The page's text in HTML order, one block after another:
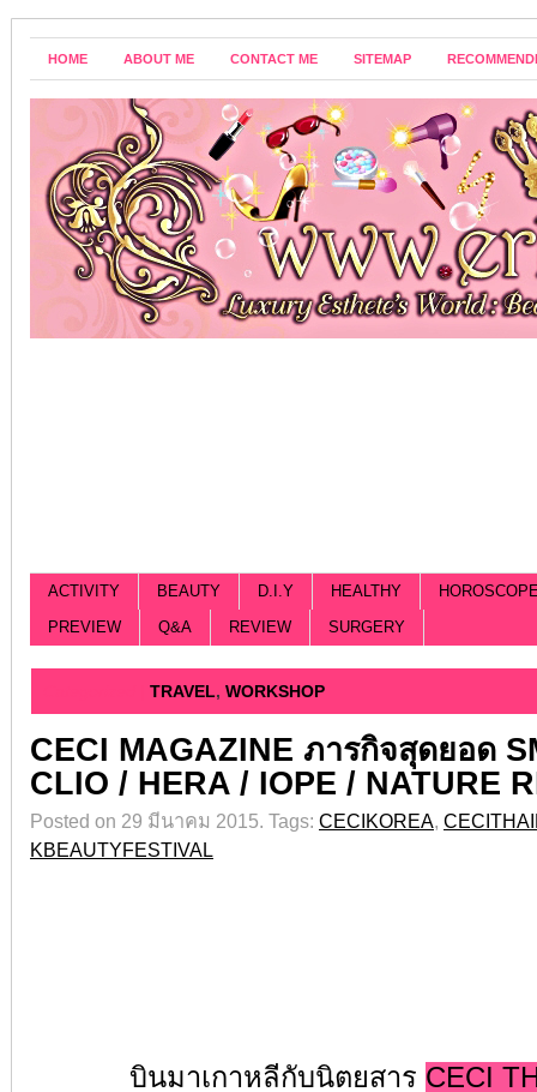
HOME ABOUT ME CONTACT ME SITEMAP
ACTIVITY BEAUTY D.I.Y HEALTHY
PREVIEW
Q&A REVIEW SURGERY
TRAVEL, WORKSHOP
CECI MAGAZINE ภารกิจสุดยอด
CLIO / HERA / IOPE / NATURE
Posted on 29 มีนาคม 2015. Tags: CECIKOREA,
KBEAUTYFESTIVAL
บินมาเกาหลีกับนิตยสาร CECI